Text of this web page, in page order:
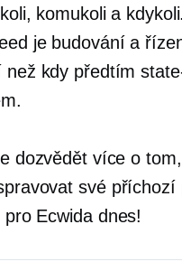
komukoli a
je budování a
než kdy předtím
dozvědět více o
své příchozí
pro Ecwida dnes!